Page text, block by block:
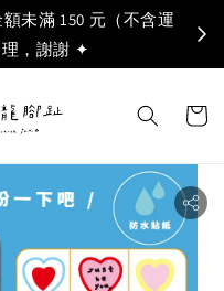
未滿 150 元（不含運
，謝謝 ✦